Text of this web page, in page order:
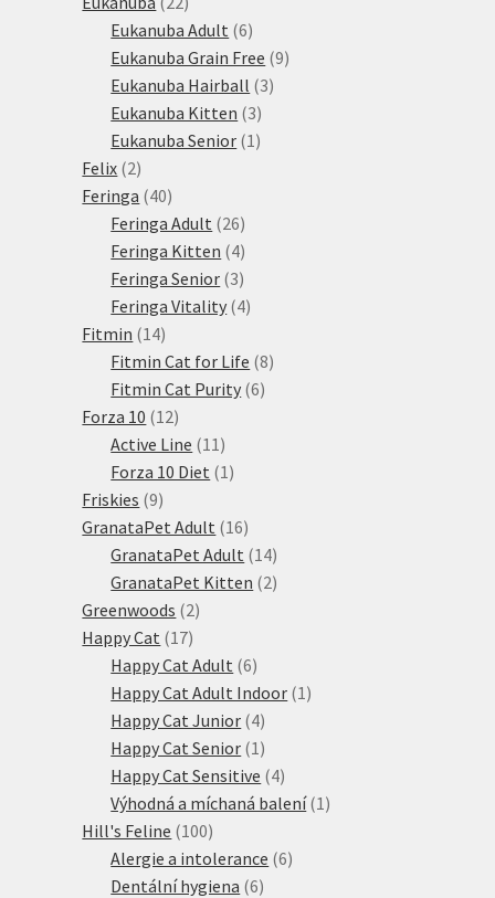
produktů
Eukanuba Adult 66
produktů
Eukanuba Grain Free 99
Eukanuba Hairball 33
Eukanuba Kitten 33
produkty
Eukanuba Senior 1 1
Felix 22
produkty
Feringa 4040
produktů
Feringa Adult 2626
produktů
Feringa Kitten 44
produkty
Feringa Senior 33
produkty
Feringa Vitality 44
Fitmin 1414
produktů
Fitmin Cat for Life 88
Fitmin Cat Purity 66
Forza 10 1212
produktů
Active Line 11 11
produktů
Forza 10 Diet 1 1
Friskies 99
produktů
GranataPet Adult 1616
produktů
GranataPet Adult 1414
produktů
GranataPet Kitten 22
Greenwoods 22
Happy Cat 1717
produktů
Happy Cat Adult 66
produktů
Happy Cat Adult Indoor 1 1
Happy Cat Junior 44
produkty
Happy Cat Senior 1 1
produkt
Happy Cat Sensitive 44
produkty
Výhodná a míchaná balení 1 1
Hill's Feline 100100
produktů
Alergie a intolerance 66
Dentální hygiena 66